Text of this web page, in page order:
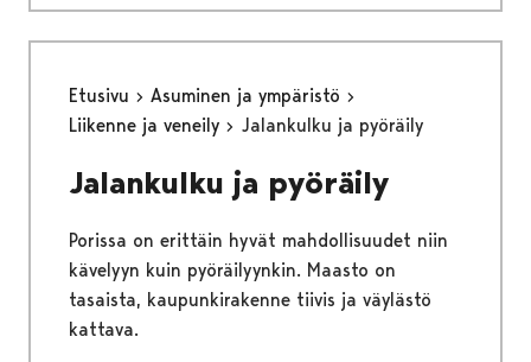
Etusivu
Asuminen ja ympäristö
Liikenne ja veneily
Jalankulku ja pyöräily
Jalankulku ja pyöräily
Porissa on erittäin hyvät mahdollisuudet niin
kävelyyn kuin pyöräilyynkin. Maasto on
tasaista, kaupunkirakenne tiivis ja väylästö
kattava.